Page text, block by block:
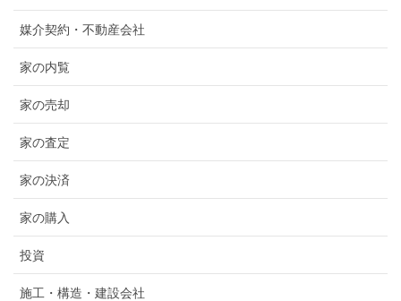
媒介契約・不動産会社
家の内覧
家の売却
家の査定
家の決済
家の購入
投資
施工・構造・建設会社